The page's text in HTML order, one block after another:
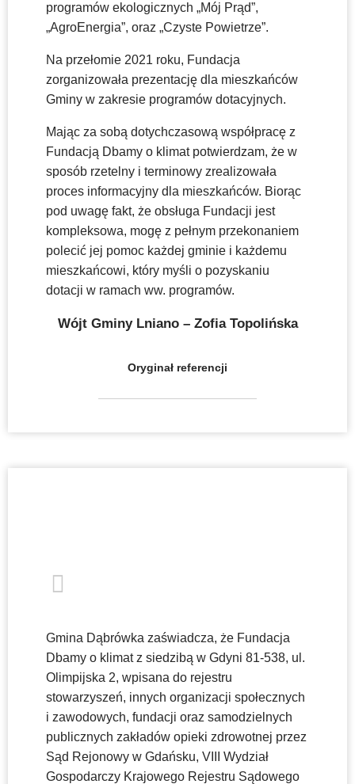
programów ekologicznych „Mój Prąd”,
„AgroEnergia”, oraz „Czyste Powietrze”.
Na przełomie 2021 roku, Fundacja
zorganizowała prezentację dla mieszkańców
Gminy w zakresie programów dotacyjnych.
Mając za sobą dotychczasową współpracę z
Fundacją Dbamy o klimat potwierdzam, że w
sposób rzetelny i terminowy zrealizowała
proces informacyjny dla mieszkańców. Biorąc
pod uwagę fakt, że obsługa Fundacji jest
kompleksowa, mogę z pełnym przekonaniem
polecić jej pomoc każdej gminie i każdemu
mieszkańcowi, który myśli o pozyskaniu
dotacji w ramach ww. programów.
Wójt Gminy Lniano – Zofia Topolińska
Oryginał referencji
Gmina Dąbrówka zaświadcza, że Fundacja
Dbamy o klimat z siedzibą w Gdyni 81-538, ul.
Olimpijska 2, wpisana do rejestru
stowarzyszeń, innych organizacji społecznych
i zawodowych, fundacji oraz samodzielnych
publicznych zakładów opieki zdrowotnej przez
Sąd Rejonowy w Gdańsku, VIII Wydział
Gospodarczy Krajowego Rejestru Sądowego